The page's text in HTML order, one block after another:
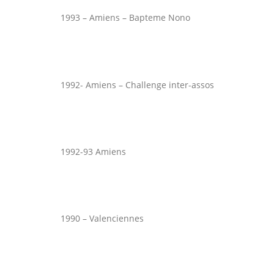
1993 – Amiens – Bapteme Nono
1992- Amiens – Challenge inter-assos
1992-93 Amiens
1990 – Valenciennes